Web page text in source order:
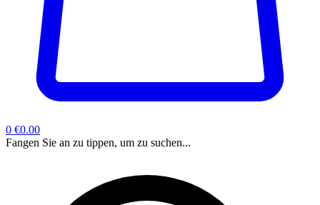
0 €0.00
Fangen Sie an zu tippen, um zu suchen...